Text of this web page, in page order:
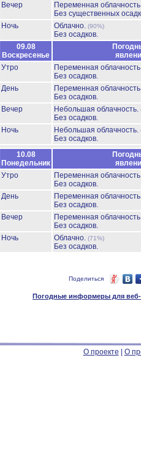
Вечер
Переменная
Без существенных
Ночь
Облачно. (90%)
Без осадков.
09.08
Воскресенье
Утро
Переменная
Без осадков.
День
Переменная
Без осадков.
Вечер
Небольшая облачность.
Без осадков.
Ночь
Небольшая облачность.
Без осадков.
10.08
Понедельник
Утро
Переменная
Без осадков.
День
Переменная
Без осадков.
Вечер
Переменная
Без осадков.
Ночь
Облачно. (71%)
Без осадков.
Поделиться
Погодные информеры для веб-
О проекте О